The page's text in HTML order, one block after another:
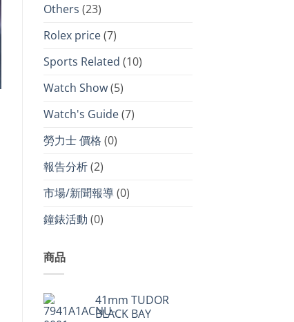
Others (23)
Rolex price(7)
Sports Related (10)
Watch Show(5)
Watch's Guide(7)
勞力士 價格 (0)
報告分析(2)
市場/新聞報導(0)
鐘錶活動 (0)
商品
41mm TUDOR
BLACK BAY